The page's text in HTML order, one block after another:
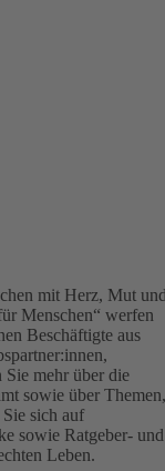
mit Herz, Mut
Menschen“ werfen
Beschäftigte aus
Sie mehr über die
sowie über Themen,
Sie sich auf
sowie Ratgeber- und
Leben.